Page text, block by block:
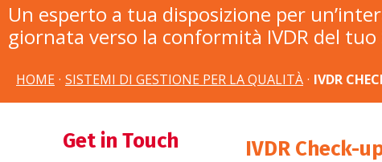
Un esperto a tua disposizione per
giornata verso la conformità IVDR del tuo
HOME · SISTEMI DI GESTIONE PER LA QUALITÀ · IVDR
Get in Touch IVDR Check-